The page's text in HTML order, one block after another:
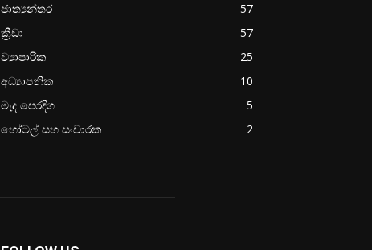
ජාත්‍යන්තර
57
ක්‍රීඩා
57
ව්‍යාපාරික
25
අධ්‍යාපනික
10
මැද පෙරදිග
5
හෝටල් සහ සංචාරක
2